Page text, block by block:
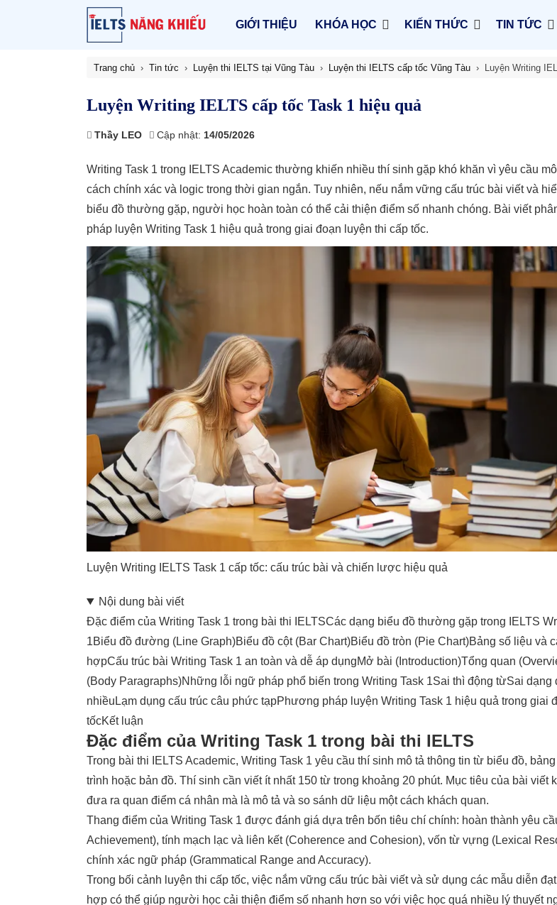
GIỚI THIỆU KHÓA HỌC KIẾN THỨC TIN TỨC
Trang chủ Tin tức Luyện thi IELTS tại Vũng Tàu Luyện thi IELTS cấp tốc Vũng Tàu Luyện Writing
Luyện Writing IELTS cấp tốc Task 1 hiệu quả
Thầy LEO Cập nhật: 14/05/2026
Writing Task 1 trong IELTS Academic thường khiến nhiều thí sinh gặp khó khăn vì yêu cầu
cách chính xác và logic trong thời gian ngắn. Tuy nhiên, nếu nắm vững cấu trúc bài viết và
biểu đồ thường gặp, người học hoàn toàn có thể cải thiện điểm số nhanh chóng. Bài viết
pháp luyện Writing Task 1 hiệu quả trong giai đoạn luyện thi cấp tốc.
Luyện Writing IELTS Task 1 cấp tốc: cấu trúc bài và chiến lược hiệu quả
Nội dung bài viết
Đặc điểm của Writing Task 1 trong bài thi IELTSCác dạng biểu đồ thường gặp trong IELTS
1Biểu đồ đường (Line Graph)Biểu đồ cột (Bar Chart)Biểu đồ tròn (Pie Chart)Bảng số liệu và
hợpCấu trúc bài Writing Task 1 an toàn và dễ áp dụngMở bài (Introduction)Tổng quan
(Body Paragraphs)Những lỗi ngữ pháp phổ biến trong Writing Task 1Sai thì động từSai dạng
nhiều Lạm dụng cấu trúc câu phức tạpPhương pháp luyện Writing Task 1 hiệu quả trong giai
tốcKết luận
Đặc điểm của Writing Task 1 trong bài thi IELTS
Trong bài thi IELTS Academic, Writing Task 1 yêu cầu thí sinh mô tả thông tin từ biểu đồ,
trình hoặc bản đồ. Thí sinh cần viết ít nhất 150 từ trong khoảng 20 phút. Mục tiêu của bài viết
đưa ra quan điểm cá nhân mà là mô tả và so sánh dữ liệu một cách khách quan.
Thang điểm của Writing Task 1 được đánh giá dựa trên bốn tiêu chí chính: hoàn thành yêu
Achievement), tính mạch lạc và liên kết (Coherence and Cohesion), vốn từ vựng (Lexical
chính xác ngữ pháp (Grammatical Range and Accuracy).
Trong bối cảnh luyện thi cấp tốc, việc nắm vững cấu trúc bài viết và sử dụng các mẫu diễn
hợp có thể giúp người học cải thiện điểm số nhanh hơn so với việc học quá nhiều lý thuyết